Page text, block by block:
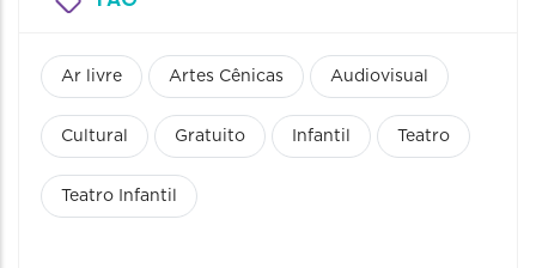
Ar livre Artes Cênicas Audiovisual
Cultural Gratuito Infantil Teatro
Teatro Infantil